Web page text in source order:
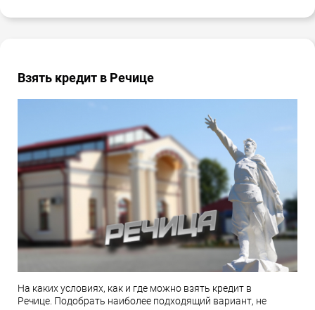
Взять кредит в Речице
На каких условиях, как и где можно взять кредит в
Речице. Подобрать наиболее подходящий вариант, не